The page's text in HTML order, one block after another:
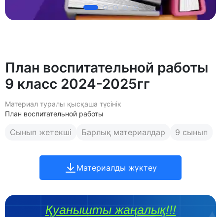
План воспитательной работы
9 класс 2024-2025гг
Материал туралы қысқаша түсінік
План воспитательной работы
Сынып жетекші Барлық материалдар 9 сынып
Материалды жүктеу
Қуанышты жаңалық!!!